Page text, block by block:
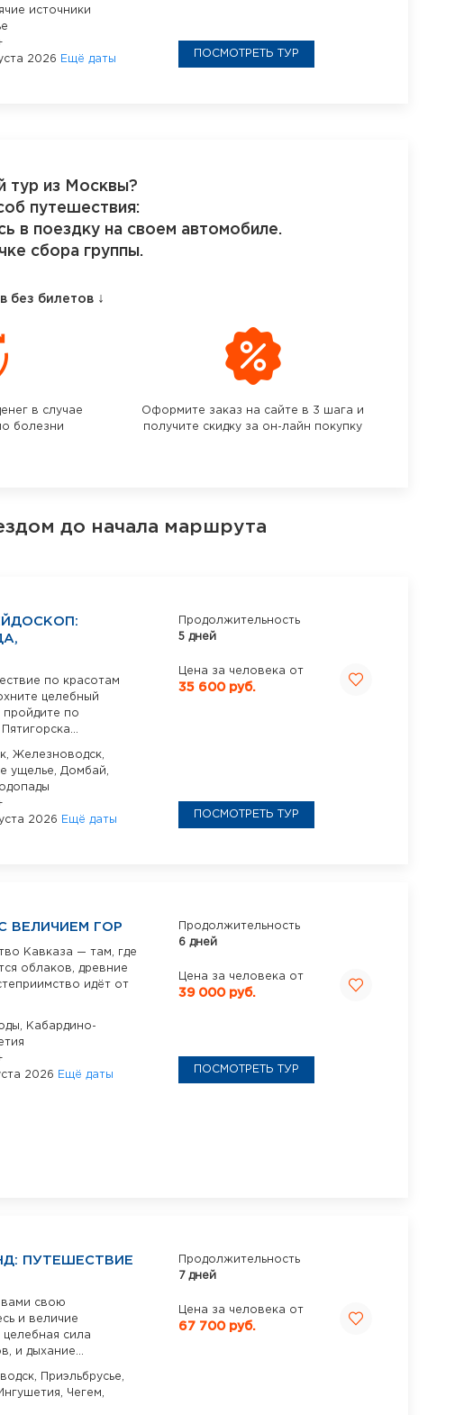
источники
2026 Ещё даты
ПОСМОТРЕТЬ ТУР
тур из Москвы?
путешествия:
в поездку на своем автомобиле.
сбора группы.
без билетов ↓
в случае
болезни
Оформите заказ на сайте в 3 шага и
получите скидку за он-лайн покупку
до начала маршрута
по красотам
целебный
пройдите по
Железноводск,
ущелье, Домбай,
2026 Ещё даты
Продолжительность
5 дней
Цена за человека от
35 600 руб.
ПОСМОТРЕТЬ ТУР
ВЕЛИЧИЕМ ГОР
Кавказа — там, где
облаков, древние
идёт от
Кабардино-
2026 Ещё даты
Продолжительность
6 дней
Цена за человека от
39 000 руб.
ПОСМОТРЕТЬ ТУР
ПУТЕШЕСТВИЕ
вами свою
и величие
сила
и дыхание...
Приэльбрусье,
Чегем,
Продолжительность
7 дней
Цена за человека от
67 700 руб.